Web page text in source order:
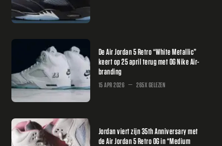
De Air Jordan 5 Retro “White Metallic”
keert op 25 april terug met OG Nike Air-
branding
15 APR 2026 265X GELEZEN
Jordan viert zijn 35th Anniversary met
de Air Jordan 5 Retro OG in “Medium